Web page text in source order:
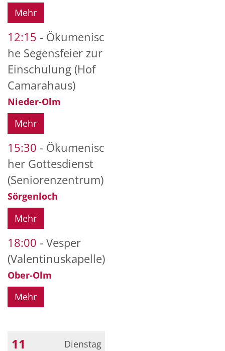
Mehr
12:15
Ökumenisc
he Segensfeier zur
Einschulung (Hof
Camarahaus)
Nieder-Olm
Mehr
15:30
Ökumenisc
her Gottesdienst
(Seniorenzentrum)
Sörgenloch
Mehr
18:00
Vesper
(Valentinuskapelle)
Ober-Olm
Mehr
Dienstag
11